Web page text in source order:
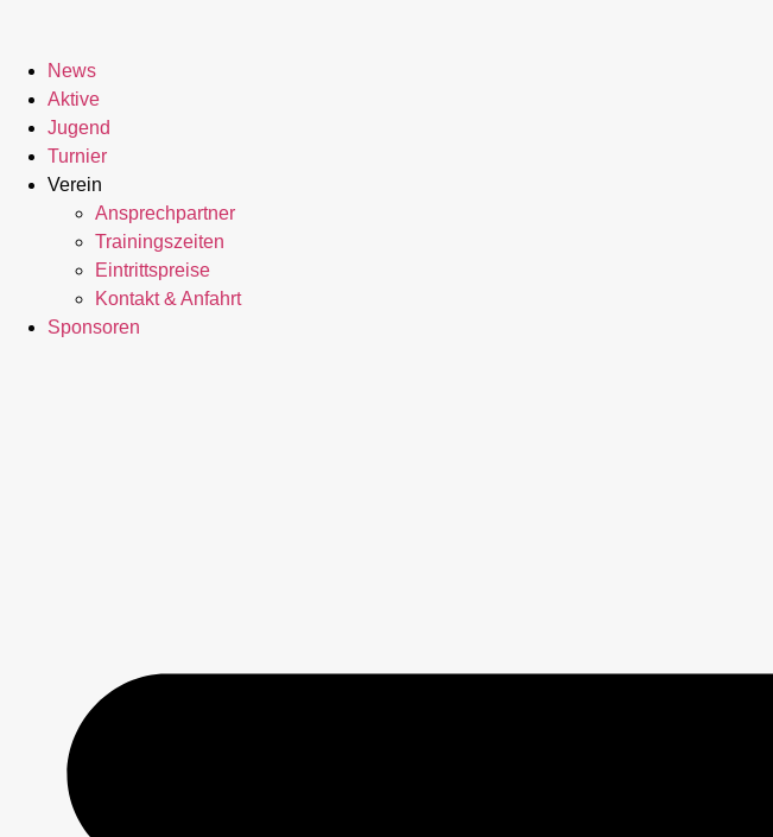
News
Aktive
Jugend
Turnier
Verein
Ansprechpartner
Trainingszeiten
Eintrittspreise
Kontakt & Anfahrt
Sponsoren